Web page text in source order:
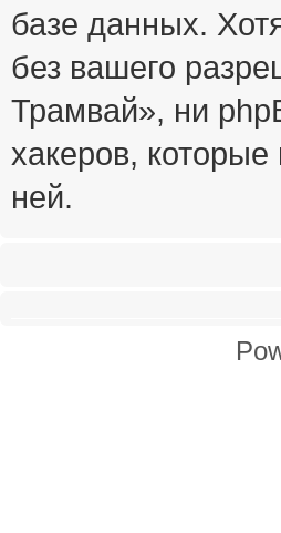
базе данных.
без вашего
Трамвай», ни
хакеров,
ней.